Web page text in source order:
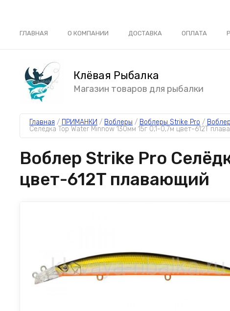
ГЛАВНАЯ О КОМПАНИИ ДОСТАВКА ОПЛАТА
Клёвая Рыбалка
Магазин товаров для рыбалки
Главная / ПРИМАНКИ / Воблеры / Воблеры Strike Pro /
Селёдка Top Water Minnow 130мм 15г 0,1-0,7м цвет-612T
Воблер Strike Pro
цвет-612T плавающий